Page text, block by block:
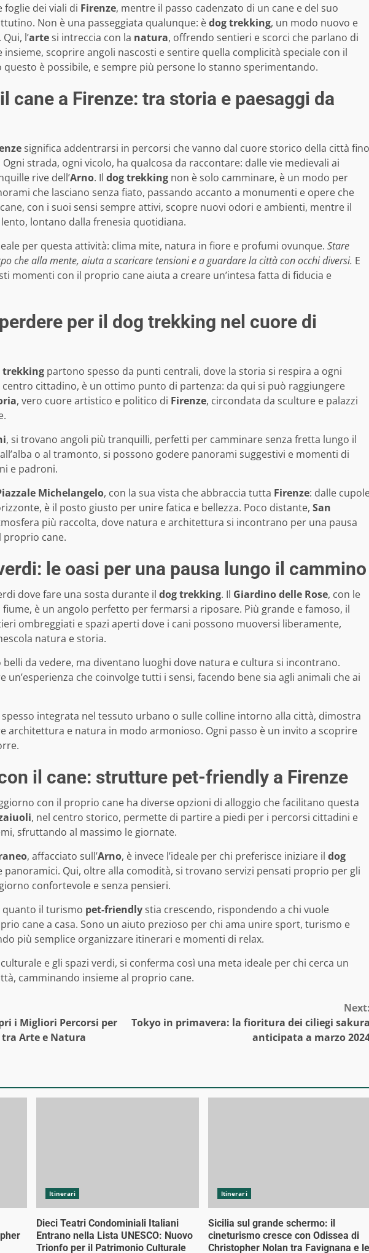
foglie dei viali di Firenze, mentre il passo cadenzato di un cane e del suo
Non è una passeggiata qualunque: èdog trekking, un modo nuovo e
l’artesi intreccia con la natura, offrendo sentieri e scorci che parlano di
insieme, scoprire angoli nascosti e sentire quella complicità speciale con il
questo è possibile, e sempre più persone lo stanno sperimentando.
cane a Firenze: tra storia e paesaggi da
significa addentrarsi in percorsi che vanno dal cuore storico della città fino
strada, ogni vicolo, ha qualcosa da raccontare: dalle vie medievali ai
rive dell’Arno. Il dog trekking non è solo camminare, è un modo per
che lasciano senza fiato, passando accanto a monumenti e opere che
con i suoi sensi sempre attivi, scopre nuovi odori e ambienti, mentre il
lontano dalla frenesia quotidiana.
per questa attività: clima mite, natura in fiore e profumi ovunque. Stare
che alla mente, aiuta a scaricare tensioni e a guardare la città con occhi diversi. E
momenti con il proprio cane aiuta a creare un’intesa fatta di fiducia e
per il dog trekking nel cuore di
trekking partono spesso da punti centrali, dove la storia si respira a ogni
centro cittadino, è un ottimo punto di partenza: da qui si può raggiungere
, vero cuore artistico e politico di Firenze, circondata da sculture e palazzi
, si trovano angoli più tranquilli, perfetti per camminare senza fretta lungo il
o al tramonto, si possono godere panorami suggestivi e momenti di
e padroni.
Michelangelo, con la sua vista che abbraccia tutta Firenze: dalle
è il posto giusto per unire fatica e bellezza. Poco distante, San
più raccolta, dove natura e architettura si incontrano per una pausa
proprio cane.
le oasi per una pausa lungo il cammino
dove fare una sosta durante il dog trekking. Il Giardino delle Rose, con le
è un angolo perfetto per fermarsi a riposare. Più grande e famoso, il
ombreggiati e spazi aperti dove i cani possono muoversi liberamente,
natura e storia.
da vedere, ma diventano luoghi dove natura e cultura si incontrano.
un’esperienza che coinvolge tutti i sensi, facendo bene sia agli animali che ai
integrata nel tessuto urbano o sulle colline intorno alla città, dimostra
architettura e natura in modo armonioso. Ogni passo è un invito a scoprire
il cane: strutture pet-friendly a Firenze
con il proprio cane ha diverse opzioni di alloggio che facilitano questa
, nel centro storico, permette di partire a piedi per i percorsi cittadini e
sfruttando al massimo le giornate.
, affacciato sull’Arno, è invece l’ideale per chi preferisce iniziare il dog
panoramici. Qui, oltre alla comodità, si trovano servizi pensati proprio per gli
confortevole e senza pensieri.
il turismo pet-friendlystia crescendo, rispondendo a chi vuole
cane a casa. Sono un aiuto prezioso per chi ama unire sport, turismo e
più semplice organizzare itinerari e momenti di relax.
e gli spazi verdi, si conferma così una meta ideale per chi cerca un
camminando insieme al proprio cane.
i Migliori Percorsi per
tra Arte e Natura
Tokyo in primavera: la fioritura dei ciliegi
anticipata a marzo
Itinerari
Dieci Teatri Condominiali Italiani
Entrano nella Lista UNESCO: Nuovo
Trionfo per il Patrimonio Culturale
Itinerari
Sicilia sul grande schermo: il
cineturismo cresce con Odissea di
Christopher Nolan tra Favignana e le